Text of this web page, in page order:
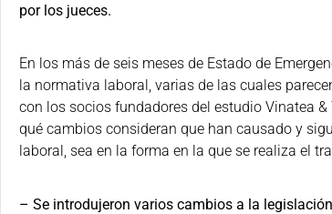
por los jueces.
En los más de seis meses de Estado de
la normativa laboral, varias de las cuales
con los socios fundadores del estudio Vinatea &
qué cambios consideran que han causado y
laboral, sea en la forma en la que se realiza el
– Se introdujeron varios cambios a la